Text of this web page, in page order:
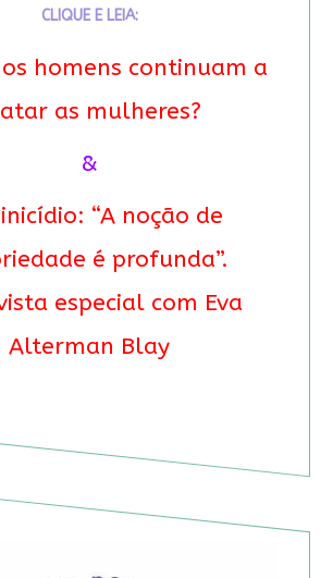
CLIQUE E LEIA:
homens continuam a
as mulheres?
&
“A noção de
é profunda”.
especial com Eva
Alterman Blay